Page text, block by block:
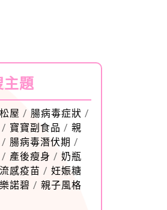
主題
屋 / 腸病毒症狀 /
/ 寶寶副食品 / 親
/ 腸病毒潛伏期 /
/ 產後瘦身 / 奶瓶
流感疫苗 / 妊娠糖
樂諾碧 / 親子風格